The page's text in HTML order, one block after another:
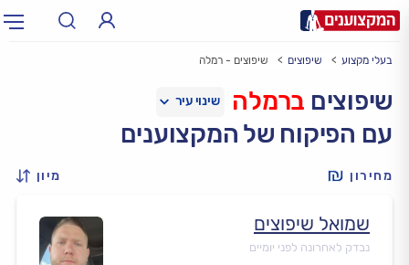
עירעיר: תל אביב, חיפה…
בעלי מקצוע שיפוצים שיפוצים - רמלה
שיפוצים ברמלה
עם הפיקוח של המקצוענים
מחירון מיון
שמואל שיפוצים
נבדק לאחרונה לפני יומיים